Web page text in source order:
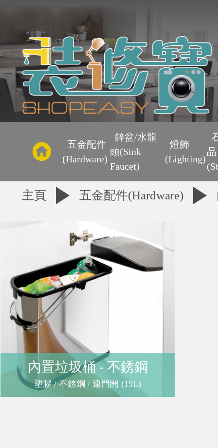
主
頁
優
惠
物
車
登
入
/
五金配件
(Hardware)
鋅盆/水龍
頭(Sink
Faucet)
燈飾
(Lighting)
品
主頁 五金配件(Hardware)
內置垃圾桶 - 不銹鋼
塑膠 / 不銹鋼 / 連門開 (19L)